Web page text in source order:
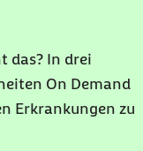
das? In drei
On Demand
Erkrankungen zu